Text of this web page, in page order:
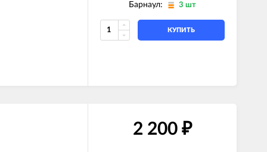
Барнаул: 3 шт
КУПИТЬ
2 200 ₽